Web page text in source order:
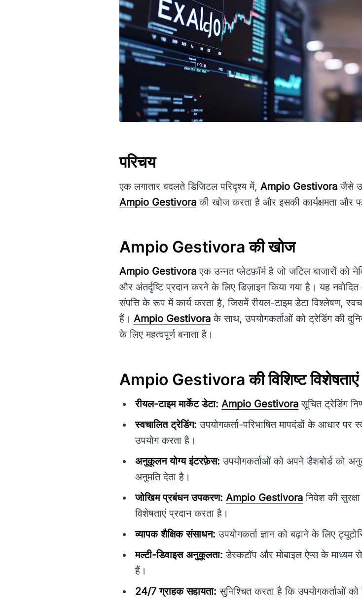
परिचय
एक लगातार बदलते डिजिटल परिदृश्य में, Ampio Gestivora जैसे
Ampio Gestivora की खोज करता है और इसकी कार्यक्षमता और
Ampio Gestivora की खोज
Ampio Gestivora एक उन्नत प्लेटफ़ॉर्म है जो जटिल बाजारों को
और अंतर्दृष्टि प्रदान करने के लिए डिज़ाइन किया गया है। यह नवोदित
संपत्ति के रूप में कार्य करता है, जिसमें रीयल-टाइम डेटा विश्लेषण,
हैं। Ampio Gestivora के साथ, उपयोगकर्ताओं को ट्रेडिंग की
के लिए महत्वपूर्ण बनाता है।
Ampio Gestivora की विशिष्ट विशेषताएं
रीयल-टाइम मार्केट डेटा: Ampio Gestivora सूचित ट्रेडिंग
स्वचालित ट्रेडिंग: उपयोगकर्ता-परिभाषित मापदंडों के आधार पर
उपयोग करता है।
अनुकूलन योग्य इंटरफ़ेस: उपयोगकर्ताओं को अपने डैशबोर्ड को
अनुमति देता है।
जोखिम प्रबंधन उपकरण: Ampio Gestivora निवेश की
विशेषताएं प्रदान करता है।
व्यापक शैक्षिक संसाधन: उपयोगकर्ता ज्ञान को बढ़ाने के लिए
मल्टी-डिवाइस अनुकूलता: डेस्कटॉप और मोबाइल ऐप्स के माध्यम
हैं।
24/7 ग्राहक सहायता: सुनिश्चित करता है कि उपयोगकर्ताओं को